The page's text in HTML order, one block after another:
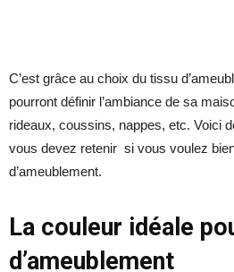
C’est grâce au choix du tissu
pourront définir l’ambiance de sa
rideaux, coussins, nappes, etc. Voici
vous devez retenir si vous voulez
d’ameublement.
La couleur idéale
d’ameublement